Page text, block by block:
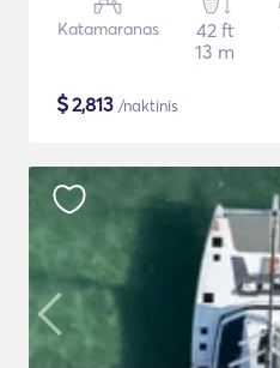
Katamaranas
42 ft
13 m
$2,813 /naktinis